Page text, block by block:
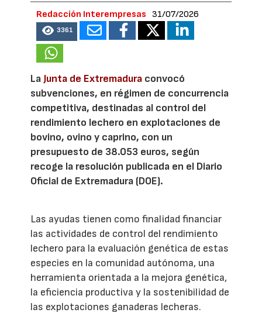
Redacción Interempresas 31/07/2026
3361
La Junta de Extremadura convocó
subvenciones, en régimen de concurrencia
competitiva, destinadas al control del
rendimiento lechero en explotaciones de
bovino, ovino y caprino, con un
presupuesto de 38.053 euros, según
recoge la resolución publicada en el Diario
Oficial de Extremadura (DOE).
Las ayudas tienen como finalidad financiar
las actividades de control del rendimiento
lechero para la evaluación genética de estas
especies en la comunidad autónoma, una
herramienta orientada a la mejora genética,
la eficiencia productiva y la sostenibilidad de
las explotaciones ganaderas lecheras.